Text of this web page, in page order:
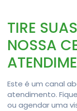
TIRE
NOSSA
Este é um canal
atendimento.
ou agendar uma